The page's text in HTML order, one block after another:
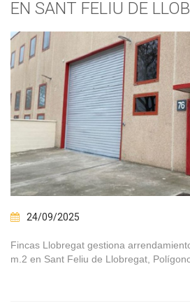
EN SANT FELIU DE
24/09/2025
Fincas Llobregat gestiona
m.2 en Sant Feliu de Llobregat,